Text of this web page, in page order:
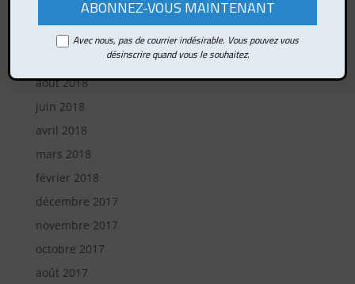
mars 2019
février 2019
août 2018
juin 2018
avril 2018
mars 2018
février 2018
décembre 2017
novembre 2017
octobre 2017
août 2017
Avec nous, pas de courrier indésirable. Vous pouvez vous
désinscrire quand vous le souhaitez.